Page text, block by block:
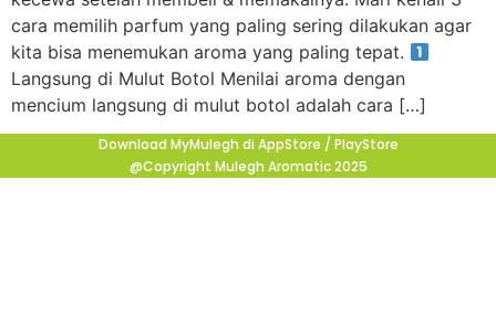
cara memilih parfum yang paling sering dilakukan agar
kita bisa menemukan aroma yang paling tepat.
Langsung di Mulut Botol Menilai aroma dengan
mencium langsung di mulut botol adalah cara […]
Download MyMulegh di AppStore / PlayStore
@Copyright Mulegh Aromatic 2025